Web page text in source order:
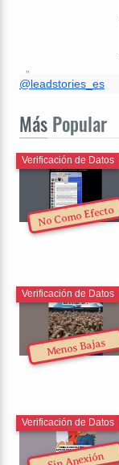
@leadstories_es
Más Popular
No Como Efecto
Verificación de Datos
Menos Bajas
Verificación de Datos
Sin Anexión
Verificación de Datos